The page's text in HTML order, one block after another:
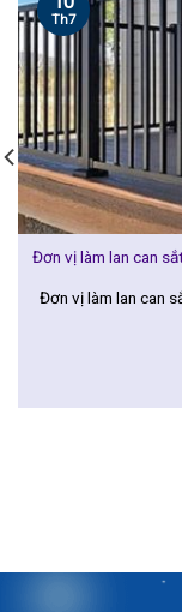
Đơn vị làm lan can
Đơn vị làm lan can
Th7